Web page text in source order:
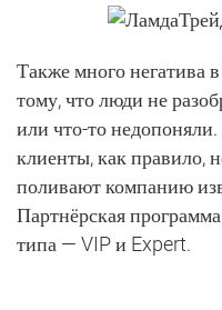
Также много негатива
тому, что люди не
или что-то
клиенты, как правило,
поливают компанию
Партнёрская
типа — VIP и Expert.